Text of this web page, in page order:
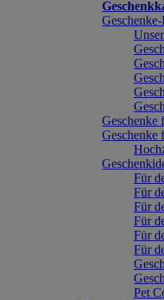
Geschenke
Geschenke
Für
Für
Für
Für
Für
Für
Pet